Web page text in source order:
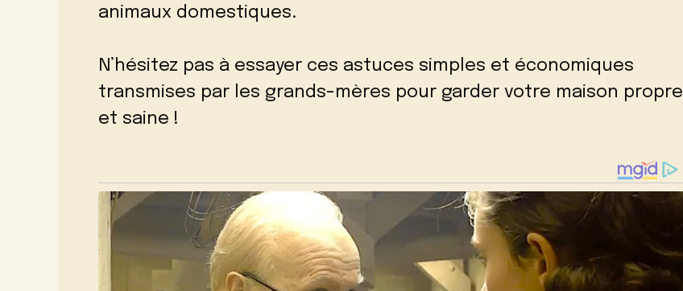
animaux domestiques.
N’hésitez pas à essayer ces astuces simples et économiques
transmises par les grands-mères pour garder votre maison propre
et saine !